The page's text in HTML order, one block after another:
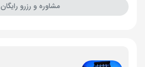
مشاوره و رزرو رایگان